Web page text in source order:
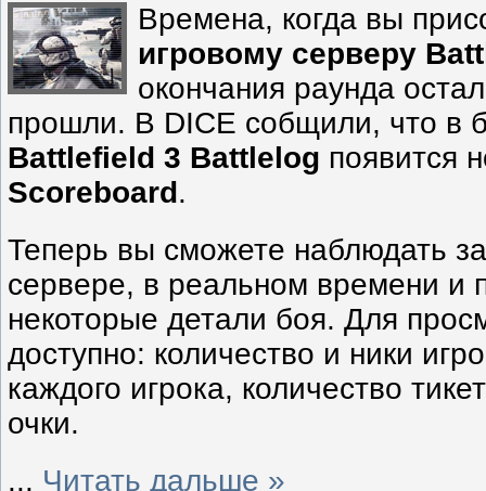
Времена, когда вы
игровому серверу
окончания раунда
прошли. В DICE собщили, что в
Battlefield 3 Battlelog появится
Scoreboard.
Теперь вы сможете наблюдать
сервере, в реальном времени и
некоторые детали боя. Для
доступно: количество и ники
каждого игрока, количество
очки.
... Читать дальше »